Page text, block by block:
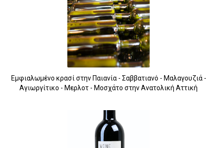
Εμφιαλωμένο κρασί στην Παιανία - Σαββατιανό - Μαλαγουζιά -
Αγιωργίτικο - Μερλοτ - Μοσχάτο στην Ανατολική Αττική